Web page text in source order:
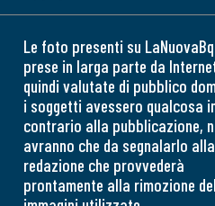
Le foto presenti su
prese in larga parte da
quindi valutate di pubblico
i soggetti avessero qualcosa
contrario alla pubblicazione,
avranno che da segnalarlo alla
redazione che provvederà
prontamente alla rimozione